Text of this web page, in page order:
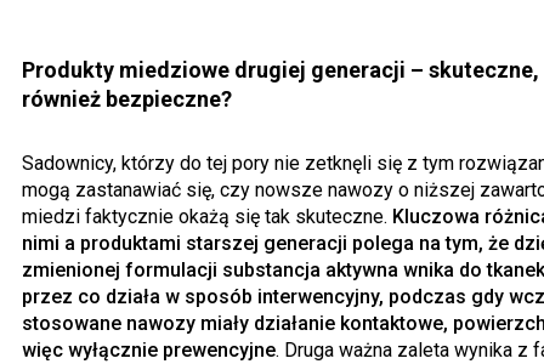
Produkty miedziowe drugiej generacji – skuteczne,
również bezpieczne?
Sadownicy, którzy do tej pory nie zetknęli się z tym
mogą zastanawiać się, czy nowsze nawozy o niższej
miedzi faktycznie okażą się tak skuteczne. Kluczowa
nimi a produktami starszej generacji polega na tym, że
zmienionej formulacji substancja aktywna wnika do
przez co działa w sposób interwencyjny, podczas gdy
stosowane nawozy miały działanie kontaktowe,
więc wyłącznie prewencyjne. Druga ważna zaleta wynika z